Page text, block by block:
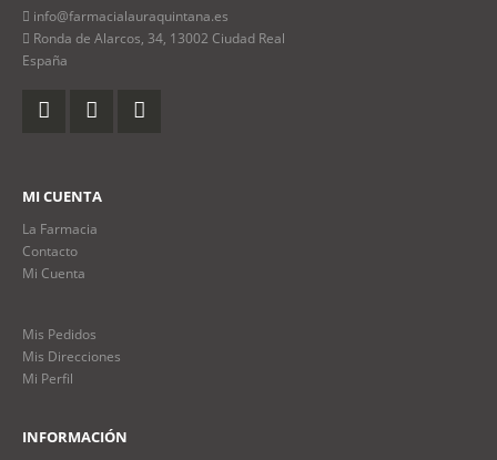
info@farmacialauraquintana.es
Ronda de Alarcos, 34, 13002 Ciudad Real
España
MI CUENTA
La Farmacia
Contacto
Mi Cuenta
Mis Pedidos
Mis Direcciones
Mi Perfil
INFORMACIÓN